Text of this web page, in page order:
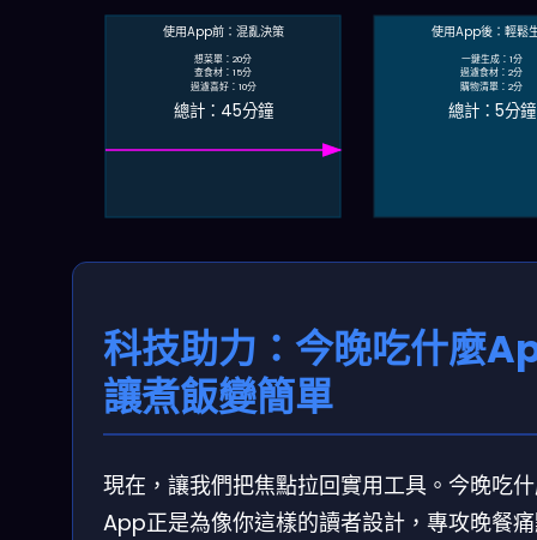
使用App前：混亂決策
想菜單：20分
查食材：15分
過濾喜好：10分
總計：45分鐘
使用App後：輕鬆
一鍵生成：1分
過濾食材：2分
購物清單：2分
總計：5分鐘
科技助力：今晚吃什麼
讓煮飯變簡單
現在，讓我們把焦點拉回實用工具。今晚吃
App正是為像你這樣的讀者設計，專攻晚餐